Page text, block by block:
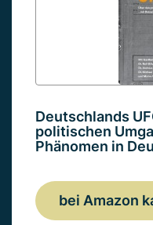
Deutschlands
politischen
Phänomen in
bei Amazon